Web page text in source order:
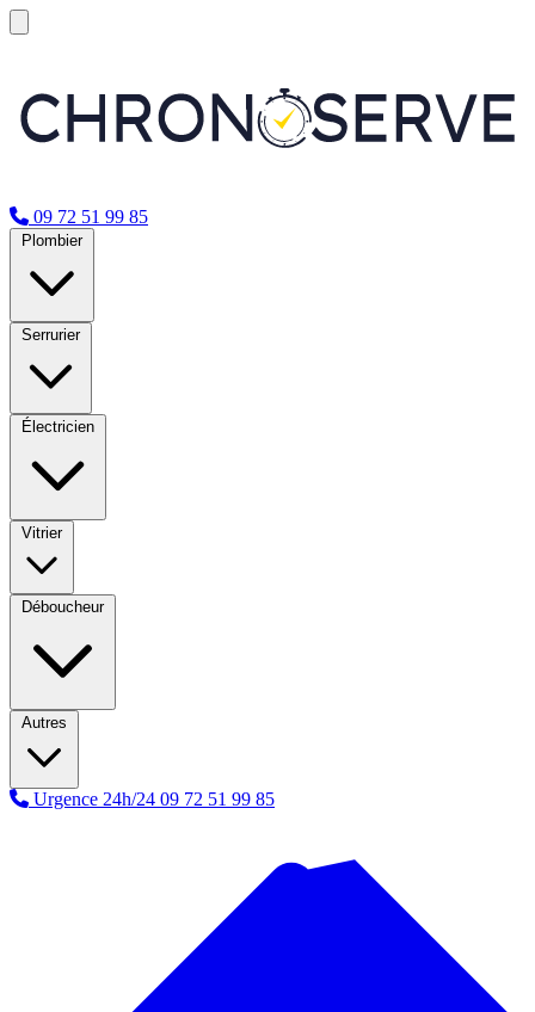
09 72 51 99 85
Plombier
Serrurier
Électricien
Vitrier
Déboucheur
Autres
Urgence 24h/24 09 72 51 99 85